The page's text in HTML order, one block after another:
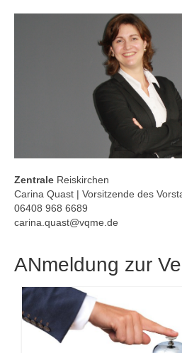
Zentrale Reiskirchen
Carina Quast | Vorsitzende des
06408 968 6689
carina.quast@vqme.de
ANmeldung zur